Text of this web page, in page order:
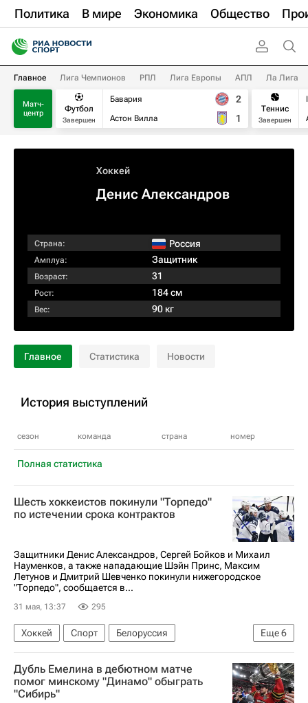
Политика В мире Экономика Общество
Главное Лига Чемпионов РПЛ Лига Европы АПЛ Ла Лига
Матч-
центр
Футбол
Завершен
Бавария
Астон Вилла
2
1
Теннис
Завершен
Хоккей
Денис Александров
Страна: Россия
Амплуа: Защитник
Возраст: 31
Рост: 184 см
Вес: 90 кг
Главное Статистика Новости
История выступлений
сезон команда страна номер
Полная статистика
Шесть хоккеистов покинули "Торпедо"
по истечении срока контрактов
Защитники Денис Александров, Сергей Бойков и Михаил
Науменков, а также нападающие Шэйн Принс, Максим
Летунов и Дмитрий Шевченко покинули нижегородское
"Торпедо", сообщается в...
31 мая, 13:37 295
Еще6
Хоккей Спорт
Белоруссия
Сергей Бойко
Сергей Бойков
Михаил Науменков
Дмитрий Шевченко
КХЛ 2025-2026
Дубль Емелина в дебютном матче
помог минскому "Динамо" обыграть
"Сибирь"